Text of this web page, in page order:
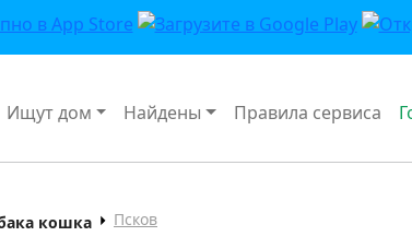
Ищут дом Найдены Правила сервиса
кошка Псков